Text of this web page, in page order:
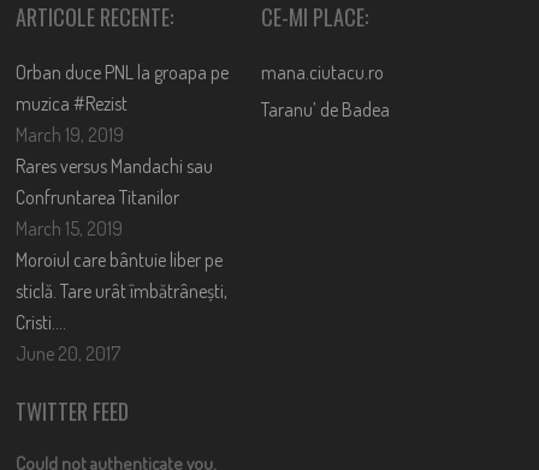
ARTICOLE RECENTE:
Orban duce PNL la groapa pe
muzica #Rezist
March 19, 2019
Rares versus Mandachi sau
Confruntarea Titanilor
March 15, 2019
Moroiul care bântuie liber pe
sticlă. Tare urât îmbătrânești,
Cristi….
June 20, 2017
CE-MI PLACE:
mana.ciutacu.ro
Taranu’ de Badea
TWITTER FEED
Could not authenticate you.